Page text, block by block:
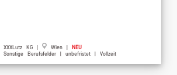
XXXLutz KG | Wien | NEU
Sonstige Berufsfelder | unbefristet | Vollzeit